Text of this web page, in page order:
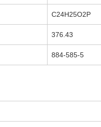
C24H25O2P
376.43
884-585-5